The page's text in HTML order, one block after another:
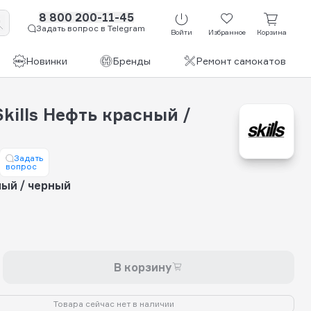
8 800 200-11-45
Задать вопрос в Telegram Войти Избранное Корзина
Новинки Бренды Ремонт самокатов
Нефть красный /
Задать
вопрос
/ черный
В корзину
Товара сейчас нет в наличии